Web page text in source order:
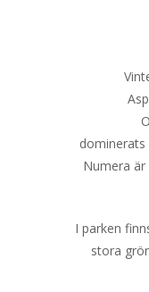
dominerats
Numera
I parken
stora